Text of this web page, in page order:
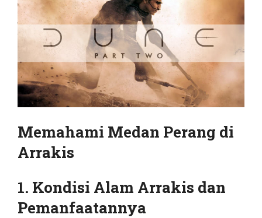
Memahami Medan Perang di
Arrakis
1. Kondisi Alam Arrakis dan
Pemanfaatannya